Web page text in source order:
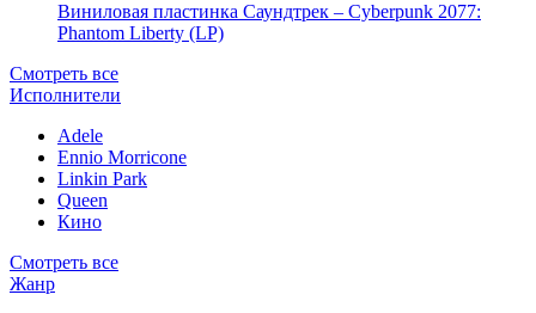
Виниловая пластинка Саундтрек – Cyberpunk 2077:
Phantom Liberty (LP)
Смотреть все
Исполнители
Adele
Ennio Morricone
Linkin Park
Queen
Кино
Смотреть все
Жанр